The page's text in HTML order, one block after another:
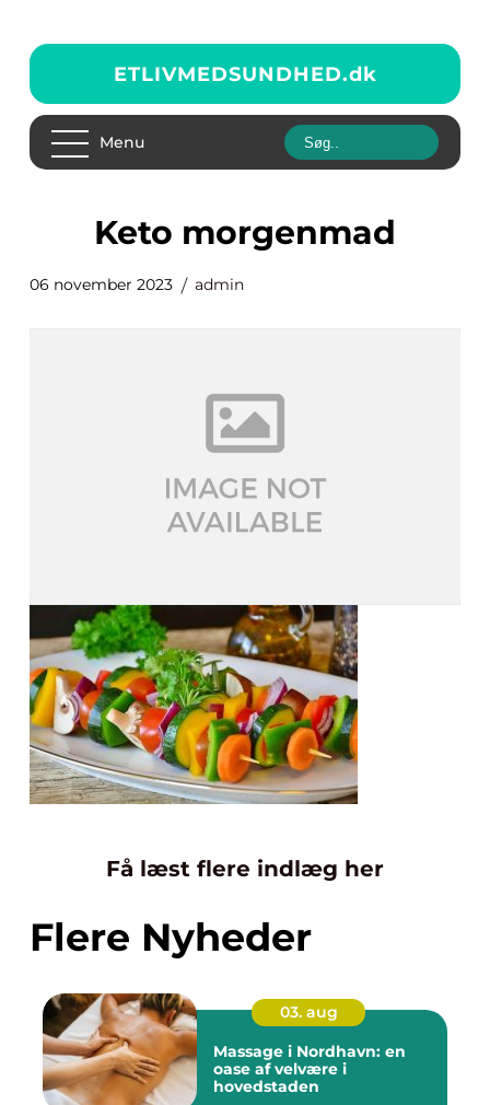
ETLIVMEDSUNDHED.dk
Menu
keto morgenmad
06 november 2023 admin
Få læst flere indlæg her
Flere Nyheder
03. aug
Massage i Nordhavn: en
oase af velvære i
hovedstaden